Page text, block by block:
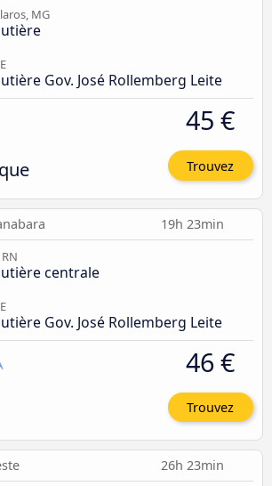
MG
Gov. José Rollemberg Leite
45 €
Trouvez
19h 23min
centrale
Gov. José Rollemberg Leite
46 €
Trouvez
26h 23min